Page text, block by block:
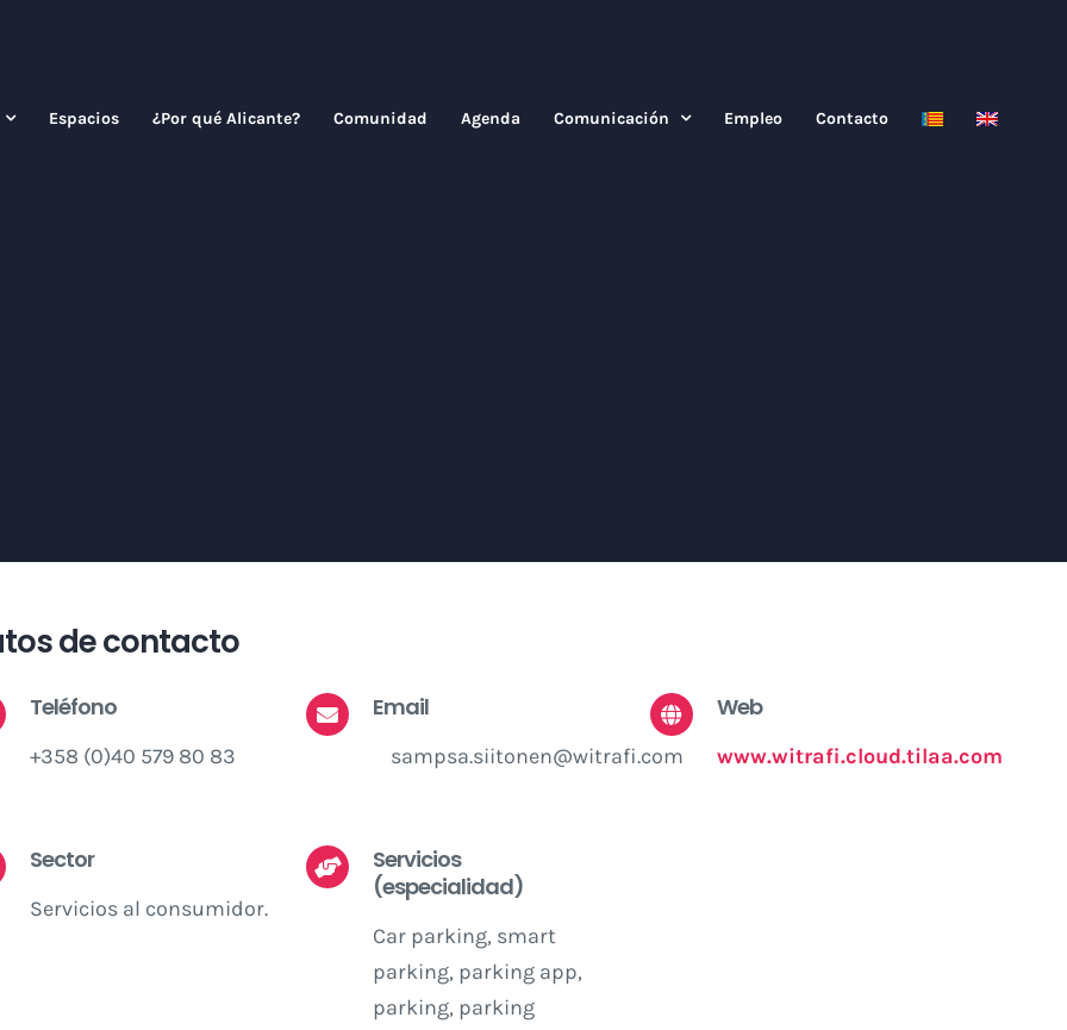
Espacios ¿Por qué Alicante? Comunidad Agenda Comunicación Empleo Contacto
de contacto
Teléfono
+358 (0)40 579 80 83
Email
sampsa.siitonen@witrafi.com
Web
www.witrafi.cloud.tilaa.com
Sector
Servicios al consumidor.
Servicios
(especialidad)
Car parking, smart
parking, parking app,
parking, parking